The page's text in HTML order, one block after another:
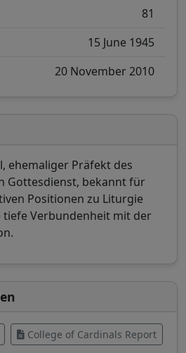
81
15 June 1945
20 November 2010
ehemaliger Präfekt des
Gottesdienst, bekannt für
Positionen zu Liturgie
tiefe Verbundenheit mit der
College of Cardinals Report